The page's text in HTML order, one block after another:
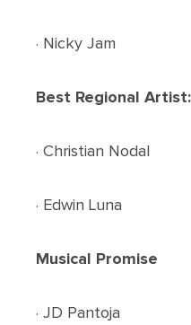
· Nicky Jam
Best Regional Artist:
· Christian Nodal
· Edwin Luna
Musical Promise
· JD Pantoja